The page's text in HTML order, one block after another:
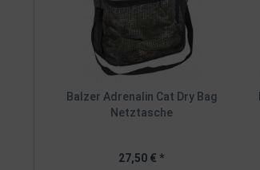
Balzer Adrenalin Cat Dry Bag
Netztasche
27,50 € *